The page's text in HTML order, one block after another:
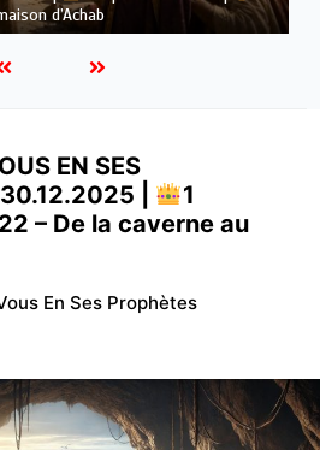
EN SES
|
1
– De la caverne au
En Ses Prophètes